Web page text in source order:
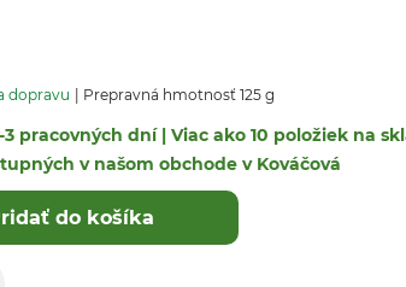
dopravu Prepravná hmotnosť 125 g
3 pracovných dní | Viac ako 10 položiek na
v našom obchode v Kováčová
do košíka